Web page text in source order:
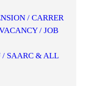
/ CARRER
/ JOB
/ SAARC & ALL